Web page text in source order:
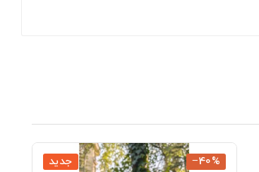
جدید ‎−40%